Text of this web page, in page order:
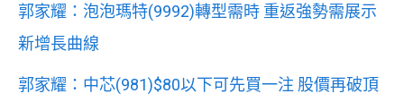
郭家耀：泡泡瑪特(9992)轉型需時 重返強勢需展示
新增長曲線
郭家耀：中芯(981)$80以下可先買一注 股價再破頂